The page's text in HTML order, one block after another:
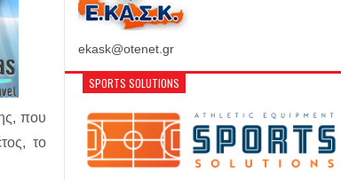
που
το
ekask@otenet.gr
SPORTS SOLUTIONS